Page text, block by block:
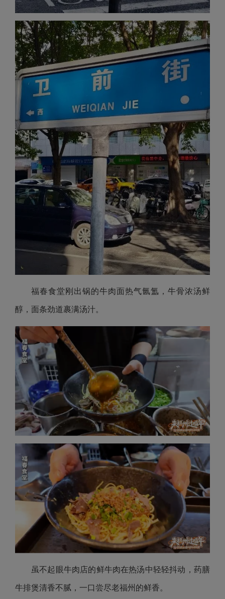
福春食堂刚出锅的牛肉面热气氤氲，牛骨浓汤鲜
醇，面条劲道裹满汤汁。
虽不起眼牛肉店的鲜牛肉在热汤中轻轻抖动，药膳
牛排煲清香不腻，一口尝尽老福州的鲜香。